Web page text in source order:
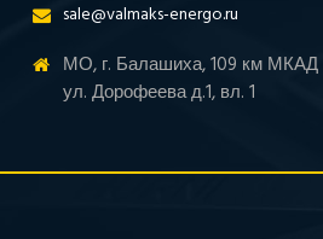
sale@valmaks-energo.ru
МО, г. Балашиха, 109 км МКАД
ул. Дорофеева д.1, вл. 1